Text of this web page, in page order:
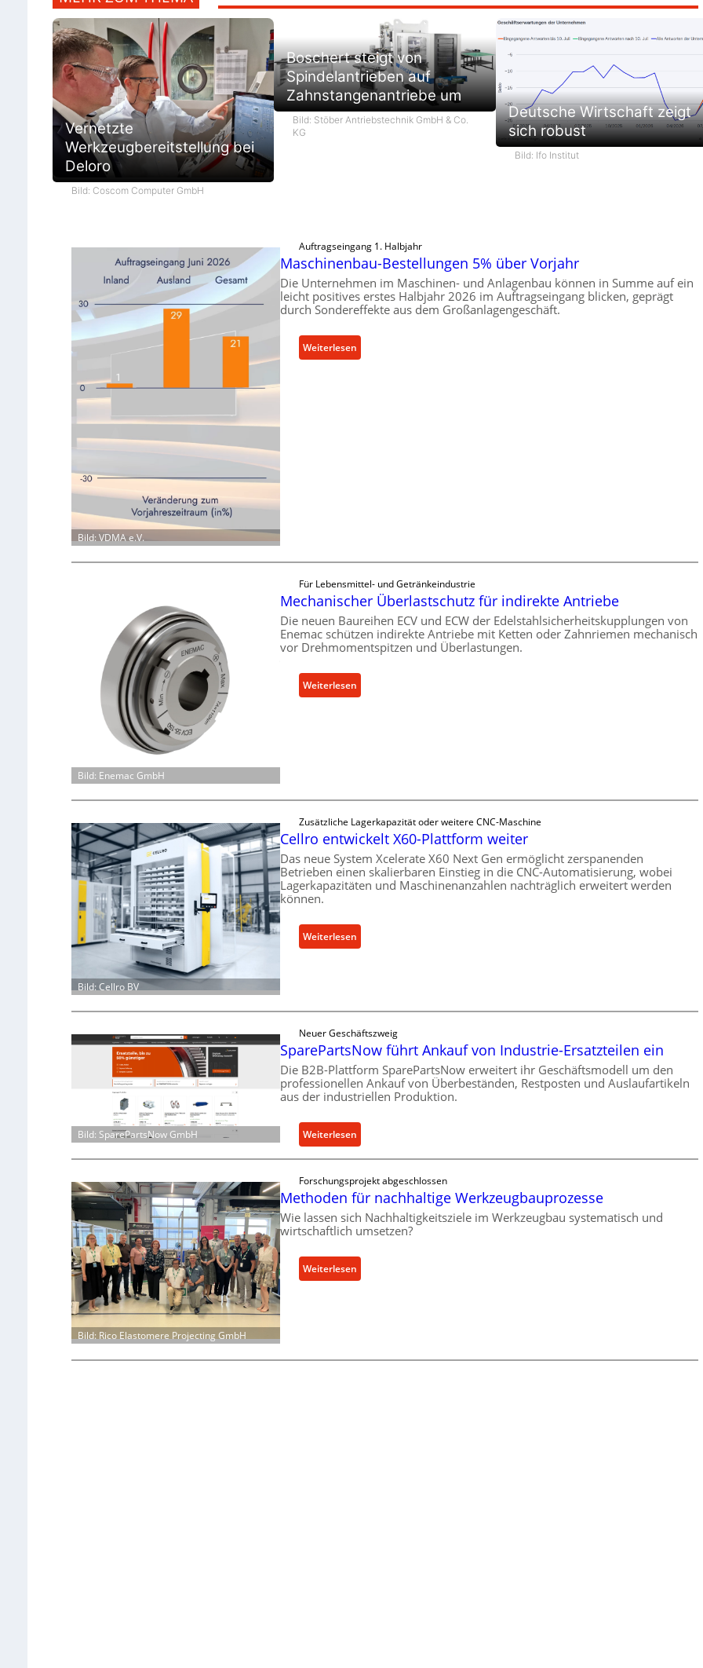
Vernetzte
Werkzeugbereitstellung bei
Deloro
Bild: Coscom Computer GmbH
Boschert steigt von
Spindelantrieben auf
Zahnstangenantriebe um
Bild: Stöber Antriebstechnik GmbH & Co.
KG
Deutsche Wirtschaft zeigt
sich robust
Bild: Ifo Institut
Bild: VDMA e.V.
Auftragseingang 1. Halbjahr
Maschinenbau-Bestellungen 5% über Vorjahr
Die Unternehmen im Maschinen- und Anlagenbau können in Summe auf ein
leicht positives erstes Halbjahr 2026 im Auftragseingang blicken, geprägt
durch Sondereffekte aus dem Großanlagengeschäft.
Weiterlesen
M
-
B
s
t
e
l
u
b
e
r
V
o
j
Bild: Enemac GmbH
Für Lebensmittel- und Getränkeindustrie
Mechanischer Überlastschutz für indirekte Antriebe
Die neuen Baureihen ECV und ECW der Edelstahlsicherheitskupplungen von
Enemac schützen indirekte Antriebe mit Ketten oder Zahnriemen mechanisch
vor Drehmomentspitzen und Überlastungen.
Weiterlesen
M
i
c
e
r
r
t
s
c
h
u
t
ü
r
i
n
d
i
e
k
t
Bild: Cellro BV
Zusätzliche Lagerkapazität oder weitere CNC-Maschine
Cellro entwickelt X60-Plattform weiter
Das neue System Xcelerate X60 Next Gen ermöglicht zerspanenden
Betrieben einen skalierbaren Einstieg in die CNC-Automatisierung, wobei
Lagerkapazitäten und Maschinenanzahlen nachträglich erweitert werden
können.
Weiterlesen
C
o
e
n
t
w
k
l
t
X
6
P
f
Bild: SparePartsNow GmbH
Neuer Geschäftszweig
SparePartsNow führt Ankauf von Industrie-Ersatzteilen ein
Die B2B-Plattform SparePartsNow erweitert ihr Geschäftsmodell um den
professionellen Ankauf von Überbeständen, Restposten und Auslaufartikeln
aus der industriellen Produktion.
Weiterlesen
S
a
r
e
P
t
f
Bild: Rico Elastomere Projecting GmbH
Forschungsprojekt abgeschlossen
Methoden für nachhaltige Werkzeugbauprozesse
Wie lassen sich Nachhaltigkeitsziele im Werkzeugbau systematisch und
wirtschaftlich umsetzen?
Weiterlesen
M